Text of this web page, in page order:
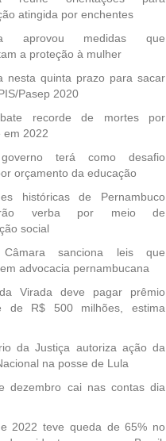
atingida por enchentes
aprovou medidas que
a proteção à mulher
nesta quinta prazo para sacar
Pasep 2020
recorde de mortes por
em 2022
terá como desafio
orçamento da educação
históricas de Pernambuco
verba por meio de
social
Câmara sanciona leis que
advocacia pernambucana
Virada deve pagar prêmio
de R$ 500 milhões, estima
da Justiça autoriza ação da
na posse de Lula
dezembro cai nas contas dia
2022 teve queda de 65% no